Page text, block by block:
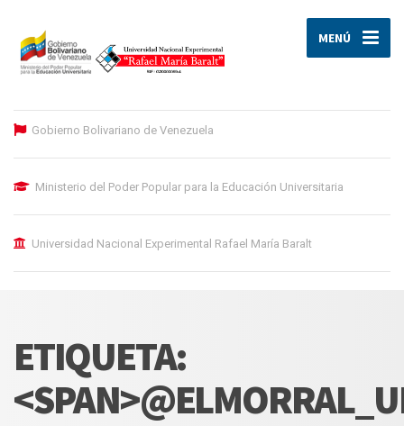
MENÚ
Gobierno Bolivariano de Venezuela
Ministerio del Poder Popular para la Educación Universitaria
Universidad Nacional Experimental Rafael María Baralt
ETIQUETA: